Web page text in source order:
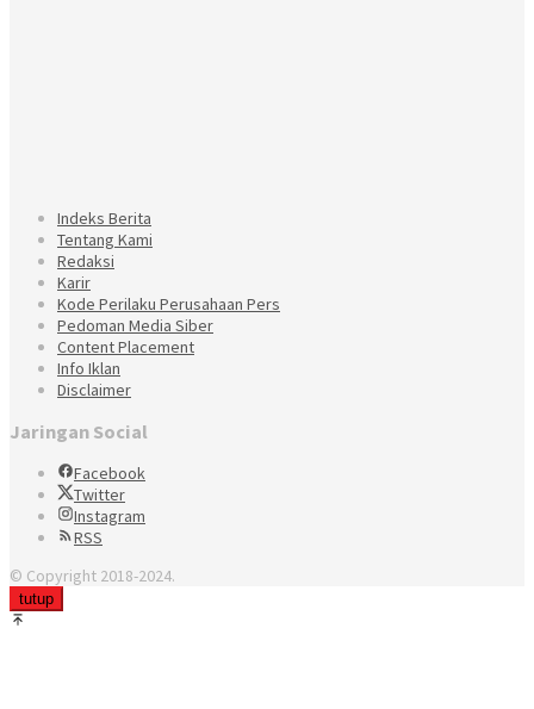
Indeks Berita
Tentang Kami
Redaksi
Karir
Kode Perilaku Perusahaan Pers
Pedoman Media Siber
Content Placement
Info Iklan
Disclaimer
Jaringan Social
Facebook
Twitter
Instagram
RSS
© Copyright 2018-2024.
tutup